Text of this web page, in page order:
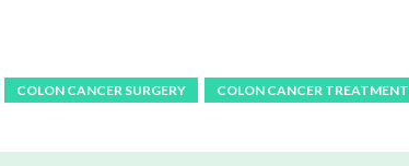
COLON CANCER SURGERY COLON CANCER TREATMENT